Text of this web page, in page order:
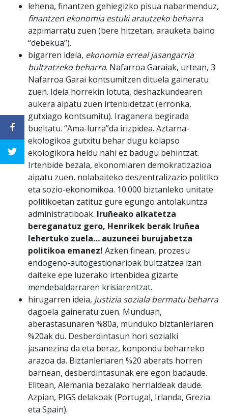
lehena, finantzen gehiegizko pisua nabarmenduz,
finantzen ekonomia estuki arautzeko beharra
azpimarratu zuen (bere hitzetan, arauketa baino
“debekua”).
bigarren ideia, ekonomia erreal jasangarria
bultzatzeko beharra. Nafarroa Garaiak, urtean, 3
Nafarroa Garai kontsumitzen dituela gaineratu
zuen. Ideia horrekin lotuta, deshazkundearen
aukera aipatu zuen irtenbidetzat (erronka,
gutxiago kontsumitu). Iraganera begirada
bueltatu. “Ama-lurra”da irizpidea. Aztarna-
ekologikoa gutxitu behar dugu kolapso
ekologikora heldu nahi ez badugu behintzat.
Irtenbide bezala, ekonomiaren demokratizazioa
aipatu zuen, nolabaiteko deszentralizazio politiko
eta sozio-ekonomikoa. 10.000 biztanleko unitate
politikoetan zatituz gure egungo antolakuntza
administratiboak. Iruñeako alkatetza
bereganatuz gero, Henrikek berak Iruñea
lehertuko zuela… auzuneei burujabetza
politikoa emanez! Azken finean, prozesu
endogeno-autogestionarioak bultzatzea izan
daiteke epe luzerako irtenbidea gizarte
mendebaldarraren krisiarentzat.
hirugarren ideia, justizia soziala bermatu beharra
dagoela gaineratu zuen. Munduan,
aberastasunaren %80a, munduko biztanleriaren
%20ak du. Desberdintasun hori sozialki
jasanezina da eta beraz, konpondu beharreko
arazoa da. Biztanleriaren %20 aberats horren
barnean, desberdintasunak ere egon badaude.
Elitean, Alemania bezalako herrialdeak daude.
Azpian, PIGS delakoak (Portugal, Irlanda, Grezia
eta Spain).